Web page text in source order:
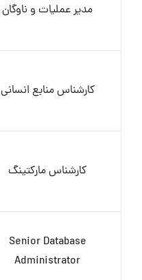
مدیر عملیات و ناوگان
کارشناس منابع انسانی
کارشناس مارکتینگ
Senior Database
Administrator